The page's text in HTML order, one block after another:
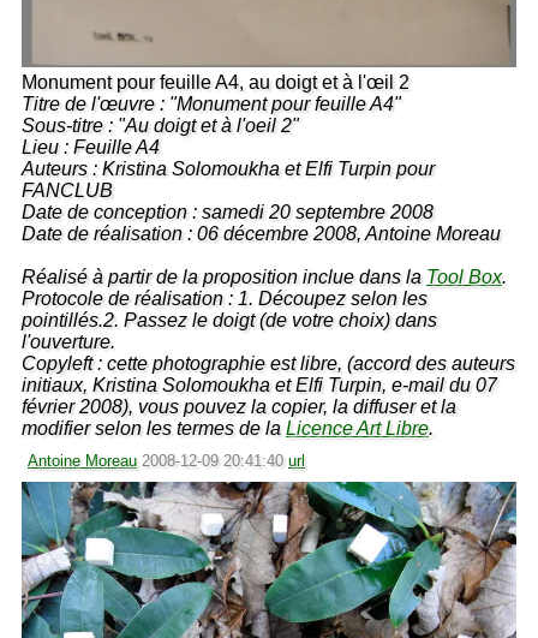
Monument pour feuille A4, au doigt et à l'œil 2
Titre de l'œuvre : "Monument pour feuille A4"
Sous-titre : "Au doigt et à l'oeil 2"
Lieu : Feuille A4
Auteurs : Kristina Solomoukha et Elfi Turpin pour
FANCLUB
Date de conception : samedi 20 septembre 2008
Date de réalisation : 06 décembre 2008, Antoine Moreau
Réalisé à partir de la proposition inclue dans la Tool Box.
Protocole de réalisation : 1. Découpez selon les
pointillés.2. Passez le doigt (de votre choix) dans
l'ouverture.
Copyleft : cette photographie est libre, (accord des auteurs
initiaux, Kristina Solomoukha et Elfi Turpin, e-mail du 07
février 2008), vous pouvez la copier, la diffuser et la
modifier selon les termes de laLicence Art Libre.
Antoine Moreau 2008-12-09 20:41:40 url